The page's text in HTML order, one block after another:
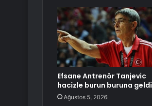
Efsane Antrenör Tanjevic
hacizle burun buruna geldi
Ağustos 5, 2026